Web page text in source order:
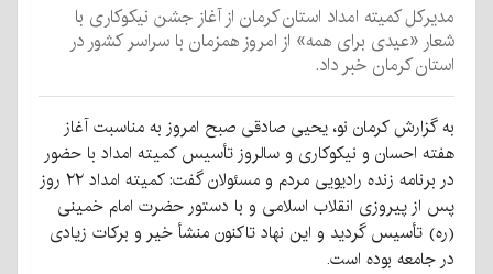
مدیرکل کمیته امداد استان کرمان از آغاز جشن نیکوکاری با
شعار «عیدی برای همه» از امروز همزمان با سراسر کشور در
استان کرمان خبر داد.
به گزارش کرمان نو، یحیی صادقی صبح امروز به مناسبت آغاز
هفته احسان و نیکوکاری و سالروز تأسیس کمیته امداد با حضور
در برنامه زنده رادیویی مردم و مسئولان گفت: کمیته امداد ۲۲ روز
پس از پیروزی انقلاب اسلامی و با دستور حضرت امام خمینی
(ره) تأسیس گردید و این نهاد تاکنون منشأ خیر و برکات زیادی
در جامعه بوده است.